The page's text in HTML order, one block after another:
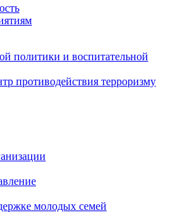
политики и воспитательной
противодействия терроризму
молодых семей